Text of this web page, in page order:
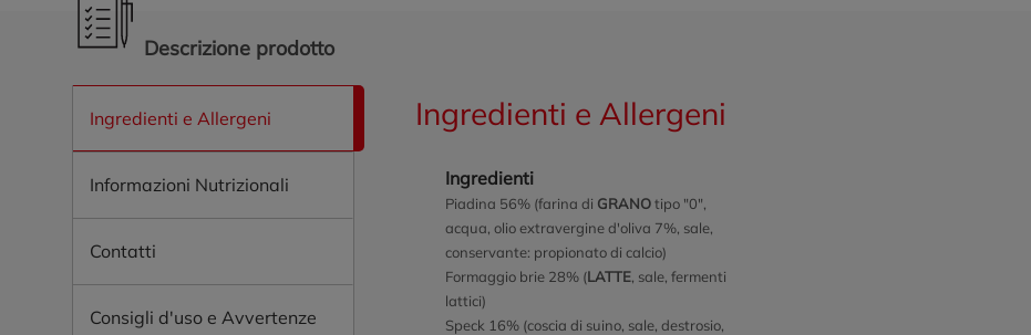
Descrizione prodotto
Ingredienti e Allergeni
Informazioni Nutrizionali
Contatti
Consigli d'uso e Avvertenze
Ingredienti e Allergeni
Ingredienti
Piadina 56% (farina di GRANOtipo "0",
acqua, olio extravergine d'oliva 7%, sale,
conservante: propionato di calcio)
Formaggio brie 28% (LATTE, sale, fermenti
lattici)
Speck 16% (coscia di suino, sale, destrosio,